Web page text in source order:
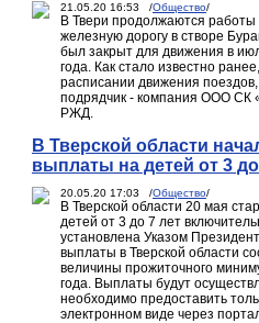
21.05.20 16:53 /Общество/
В Твери продолжаются работы
железную дорогу в створе
был закрыт для движения в
года. Как стало известно
расписании движения
подрядчик - компания ООО СК
РЖД.
В Тверской области
выплаты на детей от 3
20.05.20 17:03 /Общество/
В Тверской области 20 мая
детей от 3 до 7 лет
установлена Указом
выплаты в Тверской области
величины прожиточного
года. Выплаты будут
необходимо предоставить
электронном виде через